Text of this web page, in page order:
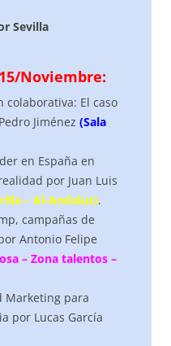
Sevilla
15/Noviembre:
colaborativa: El caso
Jiménez (Sala
en España en
por Juan Luis
– Al-Andalus).
campañas de
Antonio Felipe
– Zona talentos –
Marketing para
por Lucas García